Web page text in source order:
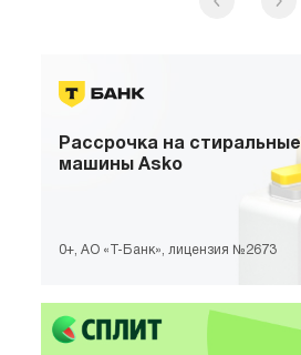
Рассрочка на стиральные
машины Asko
0+, АО «Т-Банк», лицензия №2673